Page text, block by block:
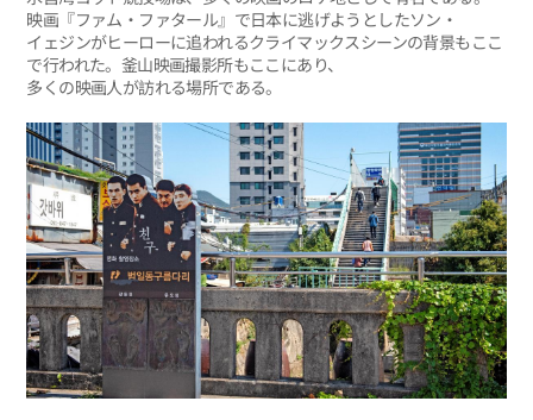
映画『ファム・ファタール』で日本に逃げようとしたソン・
イェジンがヒーローに追われるクライマックスシーンの背景もここ
で行われた。釜山映画撮影所もここにあり、
多くの映画人が訪れる場所である。